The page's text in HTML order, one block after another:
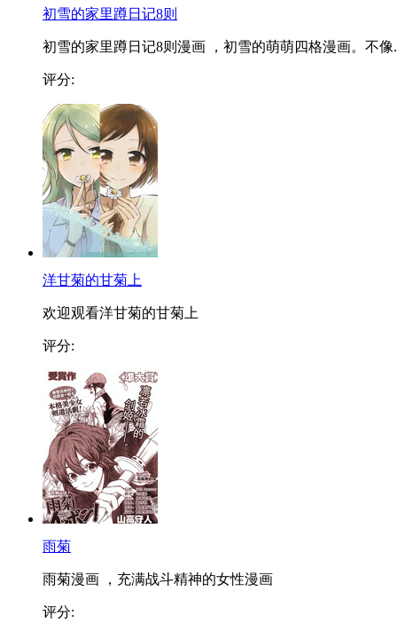
初雪的家里蹲日记8则
初雪的家里蹲日记8则漫画 ，初雪的萌萌四格漫画。不像
评分:
洋甘菊的甘菊上
欢迎观看洋甘菊的甘菊上
评分:
雨菊
雨菊漫画 ，充满战斗精神的女性漫画
评分: